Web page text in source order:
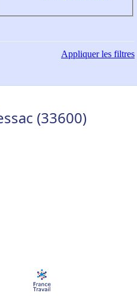
Appliquerles filtres
(33600)